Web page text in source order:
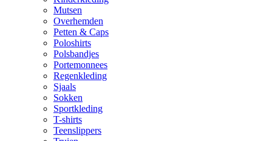
Mutsen
Overhemden
Petten & Caps
Poloshirts
Polsbandjes
Portemonnees
Regenkleding
Sjaals
Sokken
Sportkleding
T-shirts
Teenslippers